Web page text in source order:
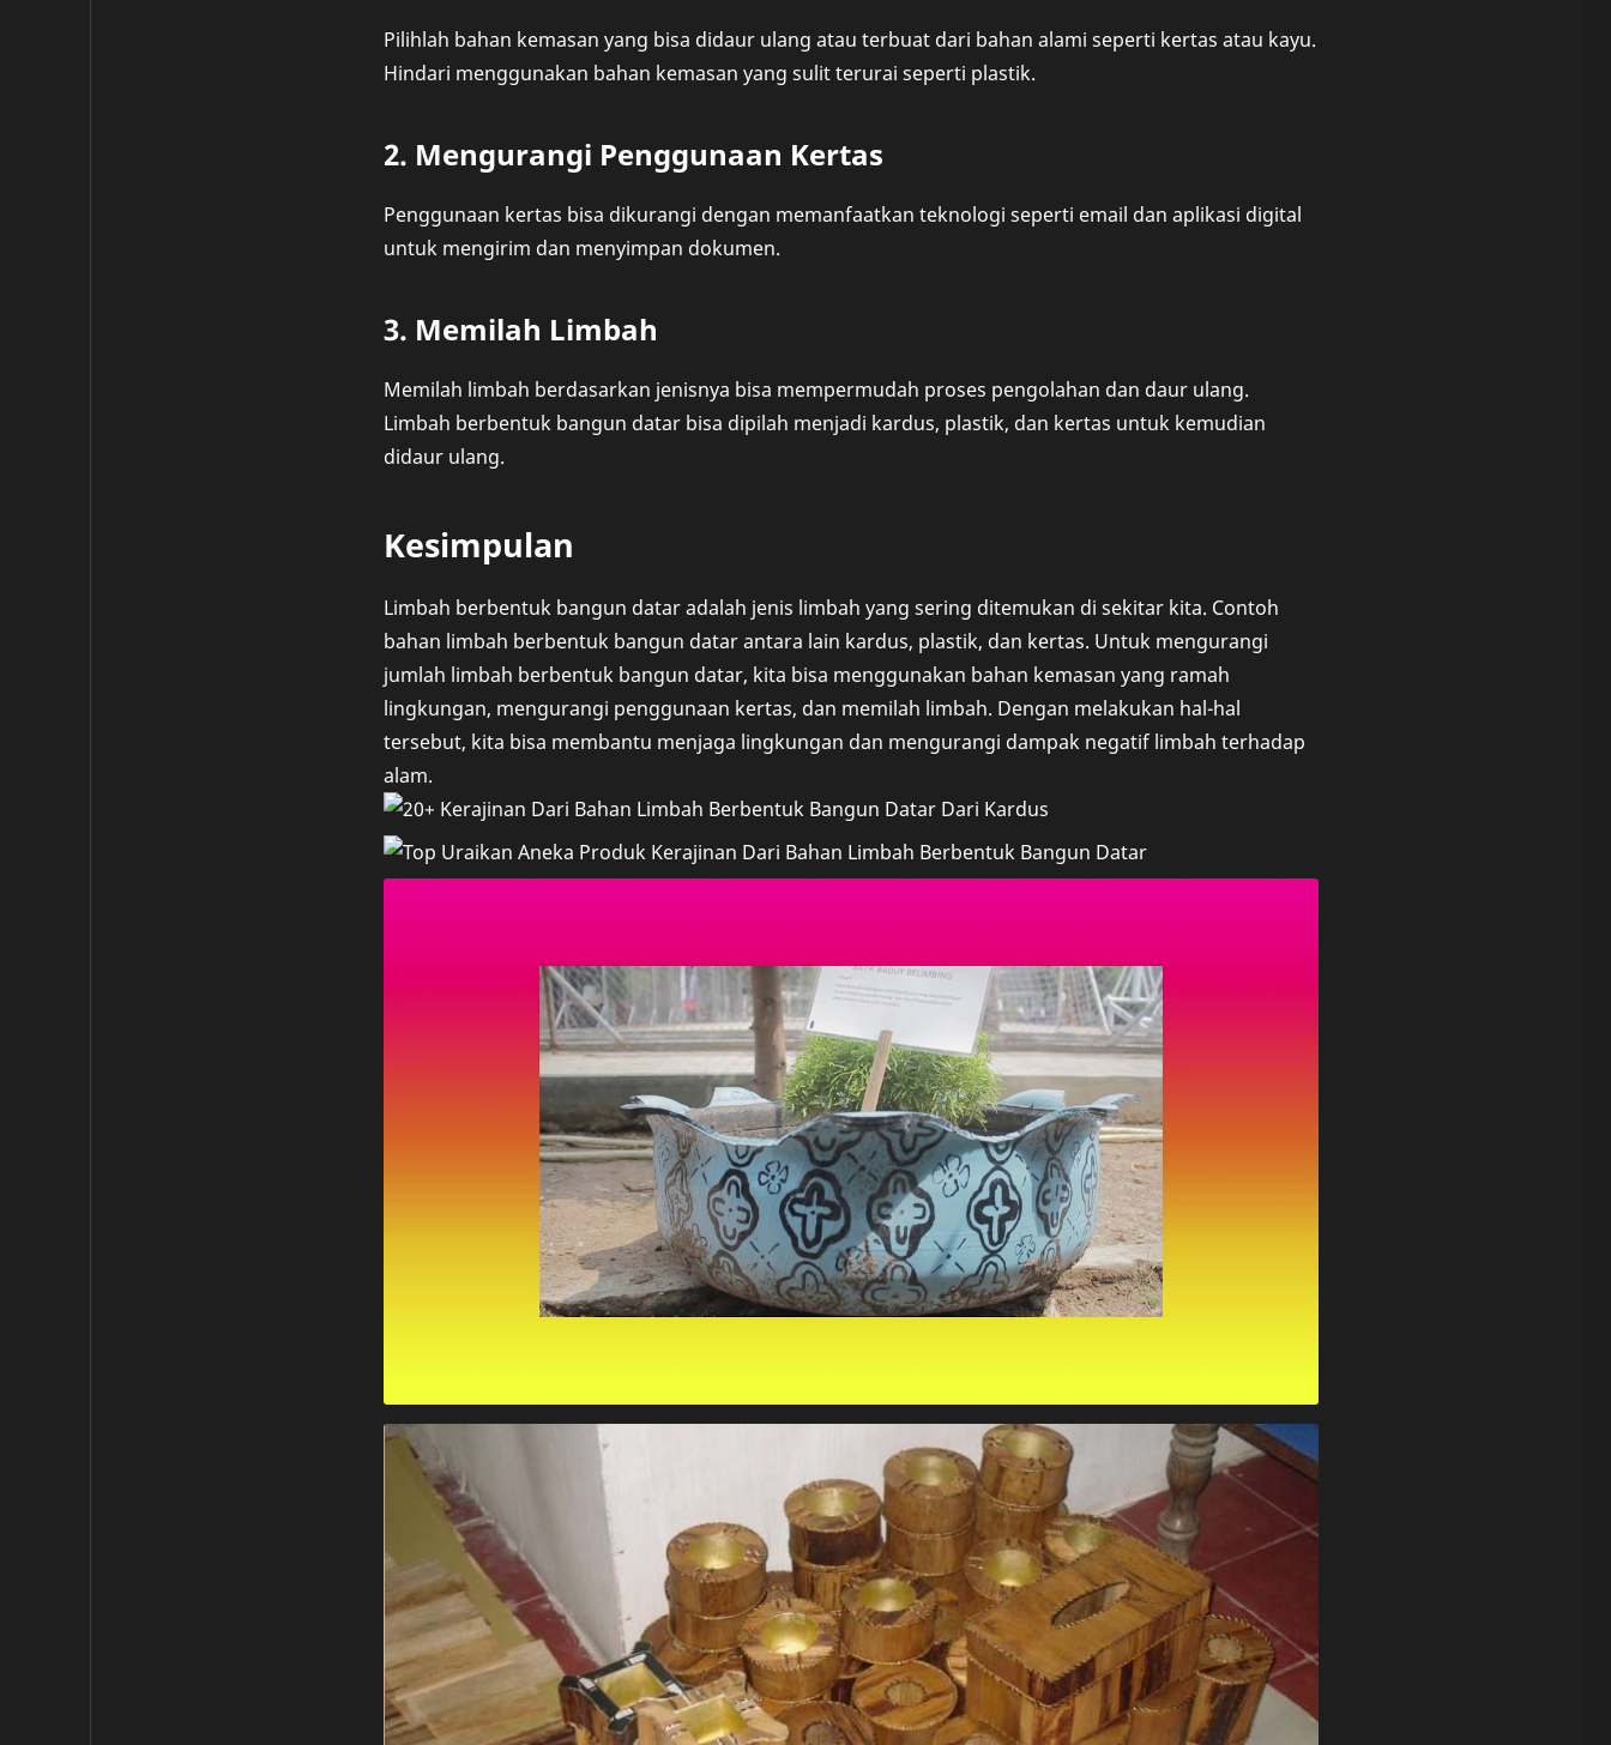
Pilihlah bahan kemasan yang bisa didaur ulang atau terbuat dari bahan alami seperti kertas atau kayu.
Hindari menggunakan bahan kemasan yang sulit terurai seperti plastik.
2. Mengurangi Penggunaan Kertas
Penggunaan kertas bisa dikurangi dengan memanfaatkan teknologi seperti email dan aplikasi digital
untuk mengirim dan menyimpan dokumen.
3. Memilah Limbah
Memilah limbah berdasarkan jenisnya bisa mempermudah proses pengolahan dan daur ulang.
Limbah berbentuk bangun datar bisa dipilah menjadi kardus, plastik, dan kertas untuk kemudian
didaur ulang.
Kesimpulan
Limbah berbentuk bangun datar adalah jenis limbah yang sering ditemukan di sekitar kita. Contoh
bahan limbah berbentuk bangun datar antara lain kardus, plastik, dan kertas. Untuk mengurangi
jumlah limbah berbentuk bangun datar, kita bisa menggunakan bahan kemasan yang ramah
lingkungan, mengurangi penggunaan kertas, dan memilah limbah. Dengan melakukan hal-hal
tersebut, kita bisa membantu menjaga lingkungan dan mengurangi dampak negatif limbah terhadap
alam.